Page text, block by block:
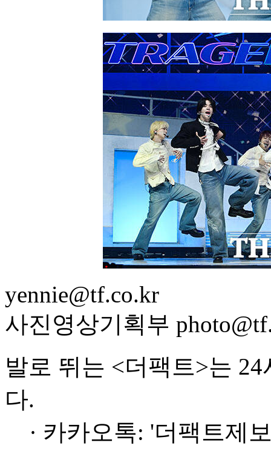
yennie@tf.co.kr
사진영상기획부
발로 뛰는 <더팩트>는
다.
· 카카오톡: '더팩트제